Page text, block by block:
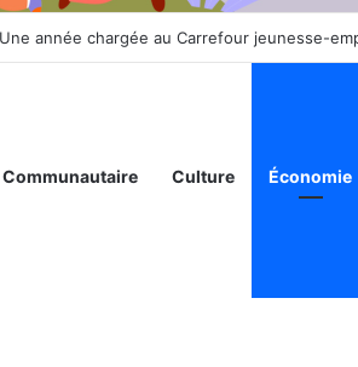
La Maison de la Sérénité tiendra le 20
Communautaire Culture Économie